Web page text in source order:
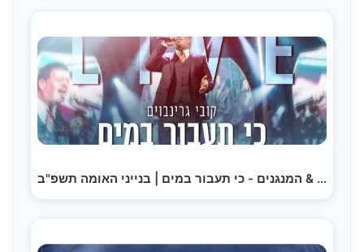
קובי גרינבוים & המנגנים - כי תעבור במים | בנייני האומה תשפ"ב